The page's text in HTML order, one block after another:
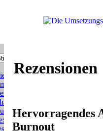
Rezensionen
Hervorragendes
Burnout